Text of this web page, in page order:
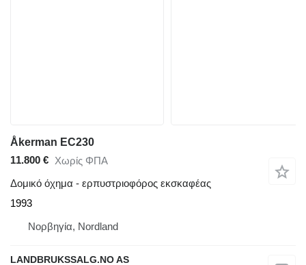
Åkerman EC230
11.800 € Χωρίς ΦΠΑ
Δομικό όχημα - ερπυστριοφόρος εκσκαφέας
1993
Νορβηγία, Nordland
LANDBRUKSSALG.NO AS